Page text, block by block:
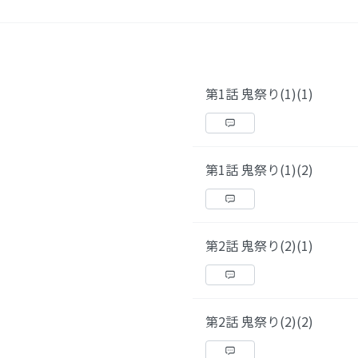
第1話 鬼祭り(1)(1)
第1話 鬼祭り(1)(2)
第2話 鬼祭り(2)(1)
第2話 鬼祭り(2)(2)